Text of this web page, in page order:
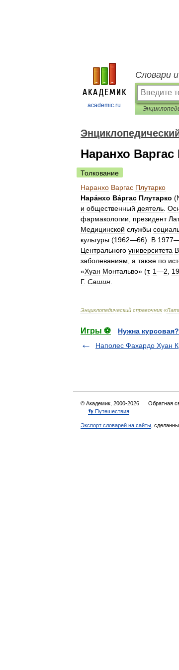
academic.ru
Словари
Наранхо Варгас
Толкование
Наранхо Варгас Плутарко
Нара́нхо Ва́ргас Плутарко (
и общественный деятель
фармакологии
президент
Медицинской службы
культуры (1962—66). В 1977
Центрального университета
заболеваниям а также по
«Хуан Монтальво» (т. 1—2
Г. Сашин
Энциклопедический справочник«
Игры ⚽
Нужна курсовая?
Наполес Фахардо Хуан
© Академик, 2000-2026 Обратная
👣 Путешествия
Экспорт словарей на сайты ,